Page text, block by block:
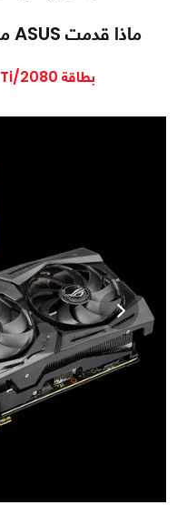
ماذا قدمت ASUS مع عائلة بطاقات RTX 2000
بطاقة ROG Strix RTX 2080 Ti/2080